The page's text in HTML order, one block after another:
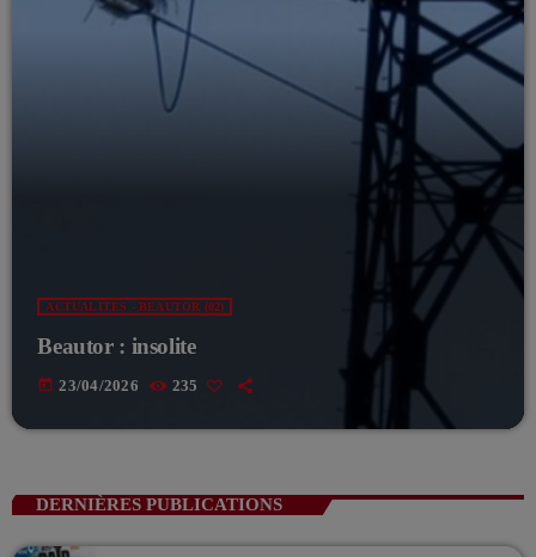
ACTUALITÉS - BEAUTOR (02)
Beautor : insolite
today 23/04/2026 235
DERNIÈRES PUBLICATIONS